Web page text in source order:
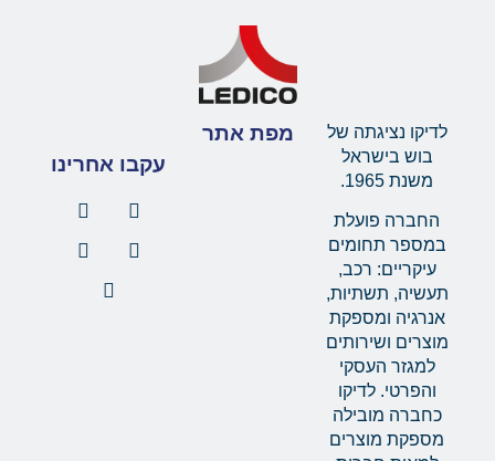
לדיקו נציגתה של
בוש בישראל
משנת 1965.
החברה פועלת
במספר תחומים
עיקריים: רכב,
תעשיה, תשתיות,
אנרגיה ומספקת
מוצרים ושירותים
למגזר העסקי
והפרטי. לדיקו
כחברה מובילה
מספקת מוצרים
מפת אתר
עקבו אחרינו